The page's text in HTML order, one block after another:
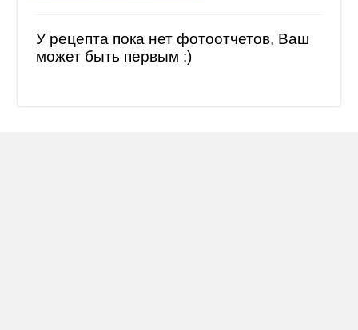
У рецепта пока нет фотоотчетов, Ваш
может быть первым :)